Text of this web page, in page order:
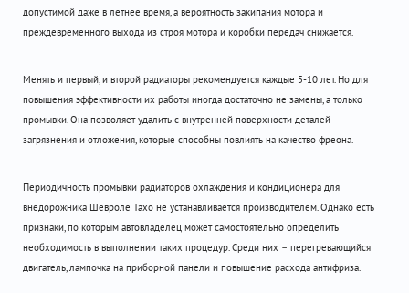
допустимой даже в летнее время, а вероятность закипания мотора и
преждевременного выхода из строя мотора и коробки передач снижается.
Менять и первый, и второй радиаторы рекомендуется каждые 5-10 лет. Но для
повышения эффективности их работы иногда достаточно не замены, а только
промывки. Она позволяет удалить с внутренней поверхности деталей
загрязнения и отложения, которые способны повлиять на качество фреона.
Периодичность промывки радиаторов охлаждения и кондиционера для
внедорожника Шевроле Тахо не устанавливается производителем. Однако есть
признаки, по которым автовладелец может самостоятельно определить
необходимость в выполнении таких процедур. Среди них – перегревающийся
двигатель, лампочка на приборной панели и повышение расхода антифриза.